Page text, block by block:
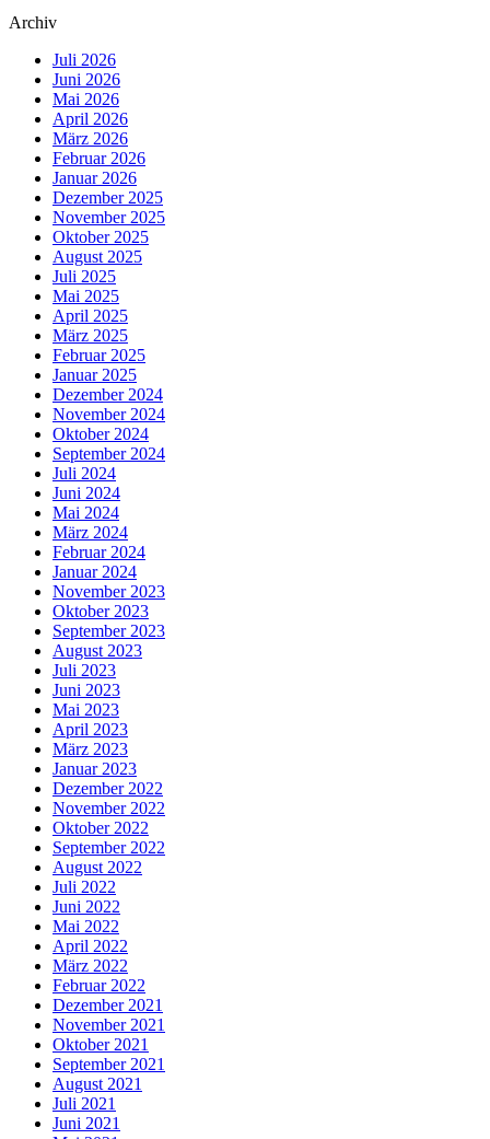
Archiv
Juli 2026
Juni 2026
Mai 2026
April 2026
März 2026
Februar 2026
Januar 2026
Dezember 2025
November 2025
Oktober 2025
August 2025
Juli 2025
Mai 2025
April 2025
März 2025
Februar 2025
Januar 2025
Dezember 2024
November 2024
Oktober 2024
September 2024
Juli 2024
Juni 2024
Mai 2024
März 2024
Februar 2024
Januar 2024
November 2023
Oktober 2023
September 2023
August 2023
Juli 2023
Juni 2023
Mai 2023
April 2023
März 2023
Januar 2023
Dezember 2022
November 2022
Oktober 2022
September 2022
August 2022
Juli 2022
Juni 2022
Mai 2022
April 2022
März 2022
Februar 2022
Dezember 2021
November 2021
Oktober 2021
September 2021
August 2021
Juli 2021
Juni 2021